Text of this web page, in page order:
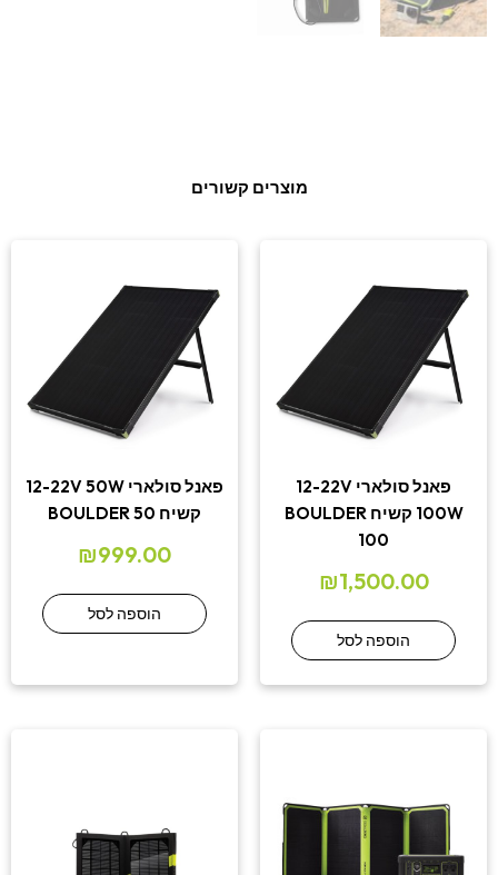
מוצרים קשורים
פאנל סולארי 12-22V
100W קשיח BOULDER
100
₪1,500.00
הוספה לסל
פאנל סולארי 12-22V 50W
קשיח BOULDER 50
₪999.00
הוספה לסל